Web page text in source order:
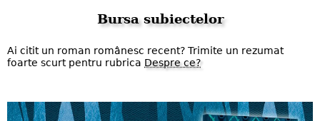
Bursa subiectelor
Ai citit un roman românesc recent? Trimite un rezumat
foarte scurt pentru rubrica Despre ce?